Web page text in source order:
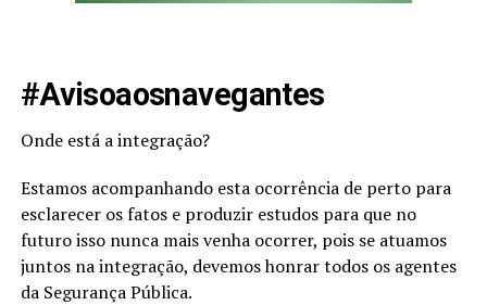
O40409
CD Sidney 3
Cl Athaide
O 404013
Cl Maike3
#Avisoaosnavegantes
Onde está a integração?
Estamos acompanhando esta ocorrência de perto para
esclarecer os fatos e produzir estudos para que no
futuro isso nunca mais venha ocorrer, pois se atuamos
juntos na integração, devemos honrar todos os agentes
da Segurança Pública.